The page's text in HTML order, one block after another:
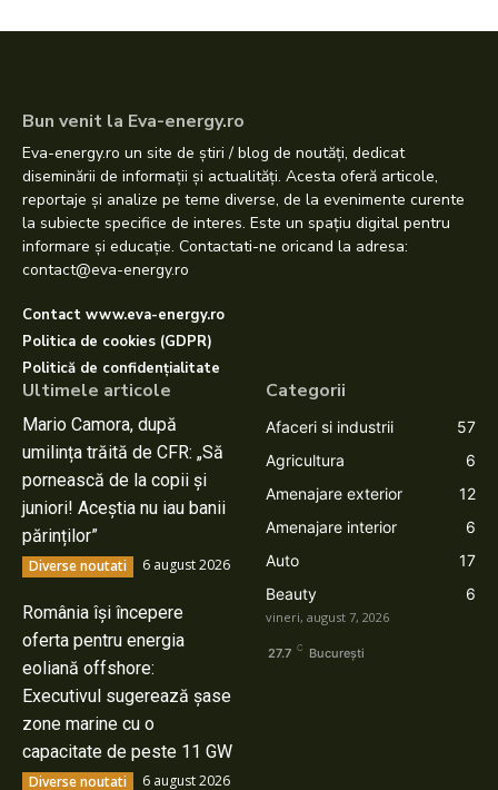
Bun venit la Eva-energy.ro
Eva-energy.ro un site de știri / blog de noutăți, dedicat
diseminării de informații și actualități. Acesta oferă articole,
reportaje și analize pe teme diverse, de la evenimente curente
la subiecte specifice de interes. Este un spațiu digital pentru
informare și educație. Contactati-ne oricand la adresa:
contact@eva-energy.ro
Contact www.eva-energy.ro
Politica de cookies (GDPR)
Politică de confidențialitate
Ultimele articole
Mario Camora, după
umilința trăită de CFR: „Să
pornească de la copii și
juniori! Aceștia nu iau banii
părinților”
Diverse noutati 6 august 2026
România își începere
oferta pentru energia
eoliană offshore:
Executivul sugerează șase
zone marine cu o
capacitate de peste 11 GW
Diverse noutati 6 august 2026
Categorii
Afaceri si industrii
57
Agricultura
6
Amenajare exterior
12
Amenajare interior
6
Auto
17
Beauty
6
vineri, august 7, 2026
27.7 C București